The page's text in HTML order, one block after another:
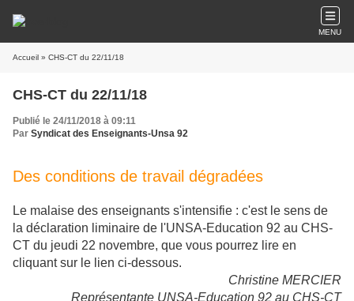
MENU
Accueil » CHS-CT du 22/11/18
CHS-CT du 22/11/18
Publié le 24/11/2018 à 09:11
Par Syndicat des Enseignants-Unsa 92
Des conditions de travail dégradées
Le malaise des enseignants s'intensifie : c'est le sens de
la déclaration liminaire de l'UNSA-Education 92 au CHS-
CT du jeudi 22 novembre, que vous pourrez lire en
cliquant sur le lien ci-dessous.
Christine MERCIER
Représentante UNSA-Education 92 au CHS-CT